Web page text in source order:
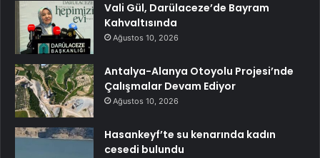
Vali Gül, Darülaceze’de Bayram
Kahvaltısında
Ağustos 10, 2026
Antalya-Alanya Otoyolu Projesi’nde
Çalışmalar Devam Ediyor
Ağustos 10, 2026
Hasankeyf’te su kenarında kadın
cesedi bulundu